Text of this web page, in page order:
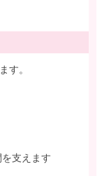
す。
支えます